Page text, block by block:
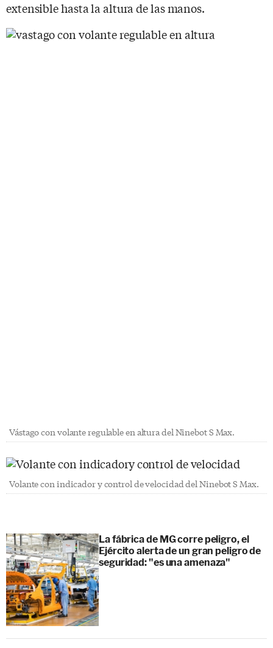
extensible hasta la altura de las manos.
Vástago con volante regulable en altura del Ninebot S Max.
Volante con indicador y control de velocidad del Ninebot S Max.
La fábrica de MG corre peligro, el
Ejército alerta de un gran peligro de
seguridad: "es una amenaza"